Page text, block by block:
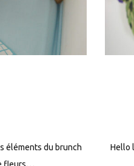
éléments du brunch
Hello